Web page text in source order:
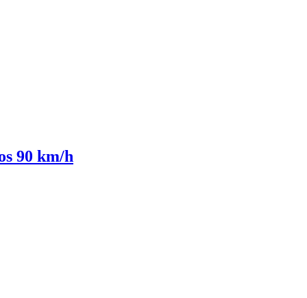
90 km/h